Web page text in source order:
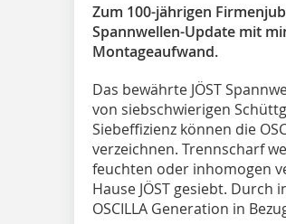
Zum 100-jährigen
Spannwellen-Update mit
Montageaufwand.
D‌as bewährte JÖST
von siebschwierigen
Siebeffizienz können die
verzeichnen. Trennscharf
feuchten oder inhomogen
Hause JÖST gesiebt.
OSCILLA Generation in